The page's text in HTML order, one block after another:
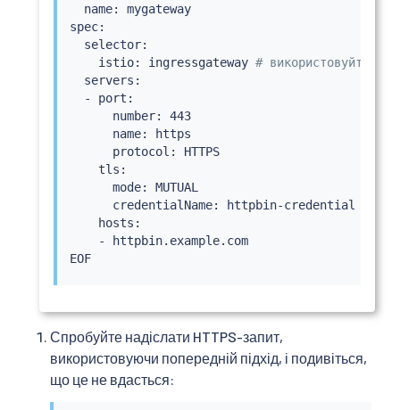
  name: mygateway
spec:
  selector:
    istio: ingressgateway
# використовуйте
  servers:
  - port:
      number: 443
      name: https
      protocol: HTTPS
    tls:
      mode: MUTUAL
      credentialName: httpbin-credential
    hosts:
    - httpbin.example.com
EOF
Спробуйте надіслати HTTPS-запит,
використовуючи попередній підхід, і подивіться,
що це не вдасться: